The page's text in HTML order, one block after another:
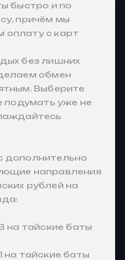
быстро и по
причём мы
с карт
без лишних
обмен
Выберите
подумать уже не
дополнительно
направления
рублей на
на тайские баты
тайские баты